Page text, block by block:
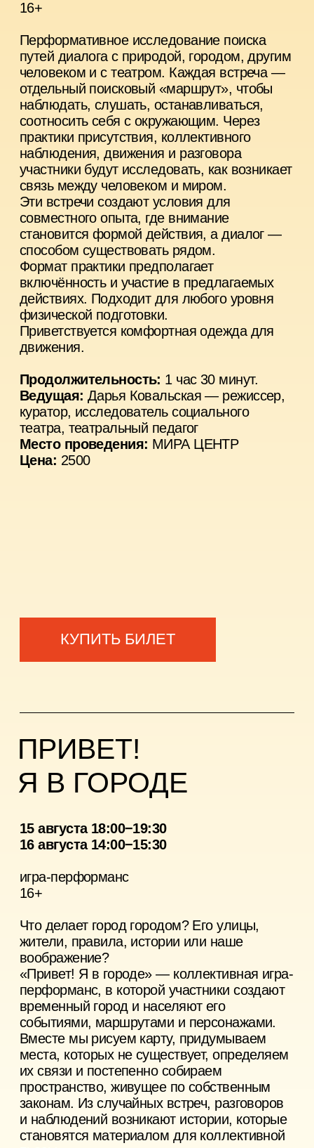
16+
жители, правила, истории или наше
воображение?
«Привет! Я в городе» — коллективная игра-
перформанс, в которой участники создают
временный город и населяют его
событиями, маршрутами и персонажами.
Вместе мы рисуем карту, придумываем
места, которых не существует, определяем
их связи и постепенно собираем
пространство, живущее по собственным
законам. Из случайных встреч, разговоров
и наблюдений возникают истории, которые
становятся материалом для коллективной
пьесы.
Практика исследует игру как способ
совместного воображения и коллективного
производства реальности. При этом
формат предлагает вам выбирать степень
вовлечённости: можно предлагать идеи,
принимать решения, следовать за другими
или наблюдать за происходящим.
Авторы игры-перформанса: Алексей
Ракульцев, Дмитрий Соболев
Продолжительность:1 час 30 минут.
Ведущая:Камила Растумханова —
театральный режиссер и педагог, практик
перформанса. Магистрантка программы
Художник:Гарикк — многопрофильный
художник, работает с живописью,
текстилем, керамикой, цифровыми
носителями.
Место проведения:МИРА ЦЕНТР
Цена:2500
вокальная практика
Через дыхание, звук и резонанс участники
вокальной практики входят в общее
звуковое поле. Вместе с Лейлой Зейд
Килани мы будем петь в унисон,
импровизировать, прислушиваться друг
Эта вокальная практика исследует хор как
пространство диалога, где коллективность
рождается из внимания, а общее
Временное сообщество возникает не через
слова, а через совместное дыхание и звук.
Формат практики предполагает
действиях. Музыкальная подготовка
не требуется.
Ведущие:Лейла Зейд Килани (14.08) —
певица, солистка экспериментальной фолк-
группы Hodíla Ízba. Варя Чиркина (15.08) —
создательница музыкальной школы
«Кукушка», педагог, музыкант, музыкальный
продюсер и аранжировщица.
Место проведения:МИРА ЦЕНТР
СОЗВУЧИЕ